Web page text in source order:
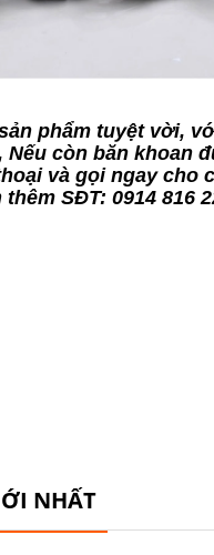
phẩm tuyệt vời,
Nếu còn băn khoan
và gọi ngay cho
SĐT: 0914 816
NHẤT